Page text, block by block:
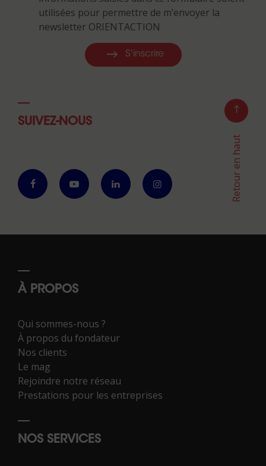
utilisées pour permettre de m’envoyer la
newsletter ORIENTACTION
S'inscrire
SUIVEZ-NOUS
Retour en haut
À PROPOS
Qui sommes-nous ?
À propos du fondateur
Nos clients
Le mag
Rejoindre notre réseau
Prestations pour les entreprises
NOS SERVICES